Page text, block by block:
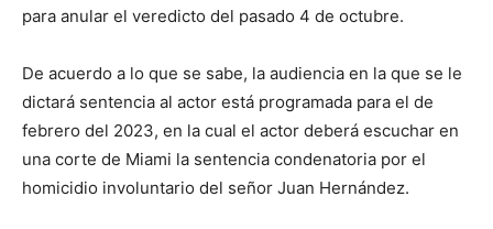
para anular el veredicto del pasado 4 de octubre.
De acuerdo a lo que se sabe, la audiencia en la que se le
dictará sentencia al actor está programada para el de
febrero del 2023, en la cual el actor deberá escuchar en
una corte de Miami la sentencia condenatoria por el
homicidio involuntario del señor Juan Hernández.